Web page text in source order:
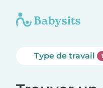
Type de travail 1